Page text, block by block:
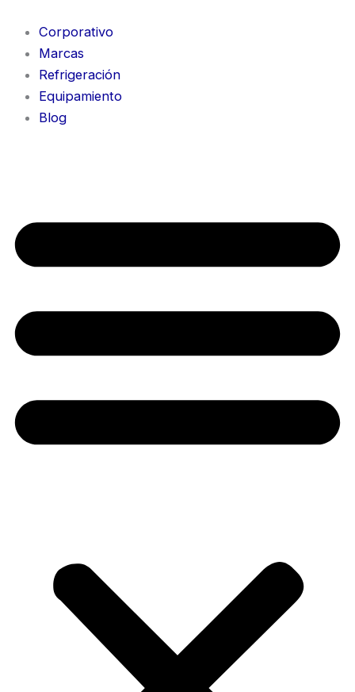
contenido
Corporativo
Marcas
Refrigeración
Equipamiento
Blog